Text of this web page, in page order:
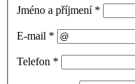
Jméno a příjmení *
E-mail *
Telefon *